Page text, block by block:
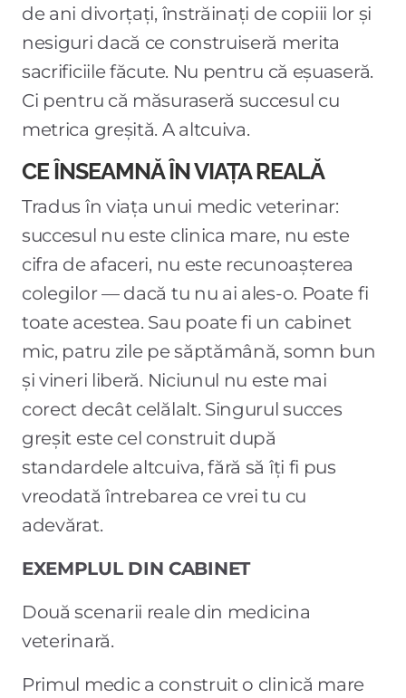
de ani divorțați, înstrăinați de copiii lor și
nesiguri dacă ce construiseră merita
sacrificiile făcute. Nu pentru că eșuaseră.
Ci pentru că măsuraseră succesul cu
metrica greșită. A altcuiva.
CE ÎNSEAMNĂ ÎN VIAȚA REALĂ
Tradus în viața unui medic veterinar:
succesul nu este clinica mare, nu este
cifra de afaceri, nu este recunoașterea
colegilor — dacă tu nu ai ales-o. Poate fi
toate acestea. Sau poate fi un cabinet
mic, patru zile pe săptămână, somn bun
și vineri liberă. Niciunul nu este mai
corect decât celălalt. Singurul succes
greșit este cel construit după
standardele altcuiva, fără să îți fi pus
vreodată întrebarea ce vrei tu cu
adevărat.
EXEMPLUL DIN CABINET
Două scenarii reale din medicina
veterinară.
Primul medic a construit o clinică mare